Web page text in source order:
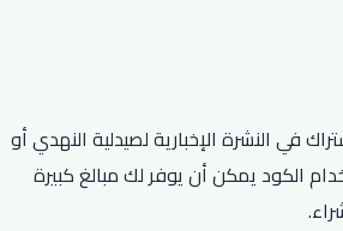
طريق الاشتراك في النشرة الإخبارية لصيدلية النهدي أو
الكود يمكن أن يوفر لك مبالغ كبيرة